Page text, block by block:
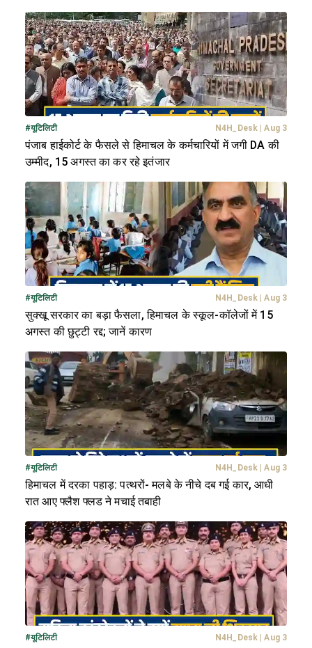
#यूटिलिटी N4H_Desk Aug 3
पंजाब हाईकोर्ट के फैसले से हिमाचल के कर्मचारियों में जगी DA की
उम्मीद, 15 अगस्त का कर रहे इतंजार
#यूटिलिटी N4H_Desk Aug 3
सुक्खू सरकार का बड़ा फैसला, हिमाचल के स्कूल-कॉलेजों में 15
अगस्त की छुट्टी रद्द; जानें कारण
#यूटिलिटी N4H_Desk Aug 3
हिमाचल में दरका पहाड़: पत्थरों- मलबे के नीचे दब गई कार, आधी
रात आए फ्लैश फ्लड ने मचाई तबाही
#यूटिलिटी N4H_Desk Aug 3